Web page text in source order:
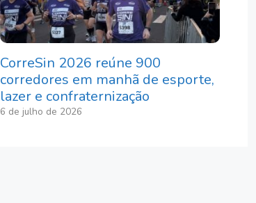
CorreSin 2026 reúne 900
corredores em manhã de esporte,
lazer e confraternização
6 de julho de 2026